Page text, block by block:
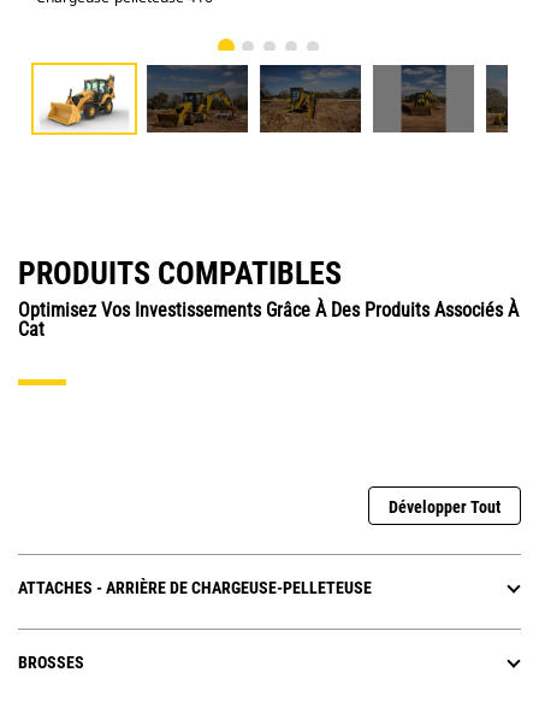
PRODUITS COMPATIBLES
Optimisez Vos Investissements Grâce À Des Produits Associés À
Cat
Développer Tout
ATTACHES - ARRIÈRE DE CHARGEUSE-PELLETEUSE
BROSSES